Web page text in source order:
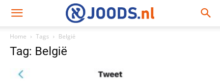
Home Tags België
Tag: België